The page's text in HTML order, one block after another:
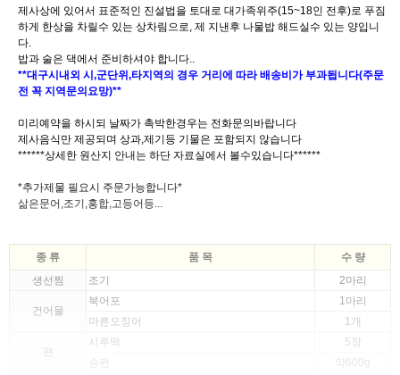
제사상에 있어서 표준적인 진설법을 토대로 대가족위주(15~18인 전후)로 푸짐
하게 한상을 차릴수 있는 상차림으로, 제 지낸후 나물밥 해드실수 있는 양입니
다.
밥과 술은 댁에서 준비하셔야 합니다..
**대구시내외 시,군단위,타지역의 경우 거리에 따라 배송비가 부과됩니다(주문
전 꼭 지역문의요망)**
미리예약을 하시되 날짜가 촉박한경우는 전화문의바랍니다
제사음식만 제공되며 상과,제기등 기물은 포함되지 않습니다
******상세한 원산지 안내는 하단 자료실에서 볼수있습니다******
*추가제물 필요시 주문가능합니다*
삶은문어,조기,홍합,고등어등...
종 류 품 목
수 량
생선찜
조기 2마리
건어물
북어포
1마리
마른오징어
1개
편
시루떡
5장
송편
약600g